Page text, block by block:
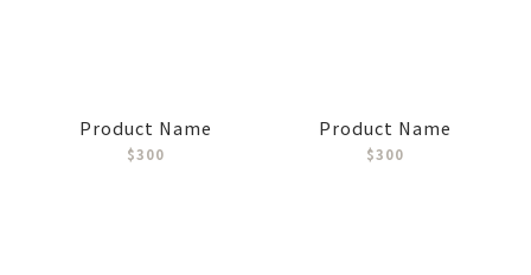
Product Name
$300
Product Name
$300